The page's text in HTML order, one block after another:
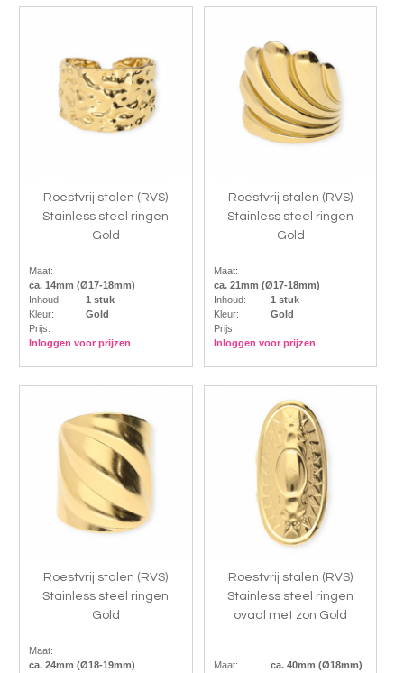
Roestvrij stalen (RVS)
Stainless steel ringen
Gold
Maat:
ca. 14mm (Ø17-18mm)
Inhoud:
1 stuk
Kleur:
Gold
Prijs:
Inloggen voor prijzen
Roestvrij stalen (RVS)
Stainless steel ringen
Gold
Maat:
ca. 21mm (Ø17-18mm)
Inhoud:
1 stuk
Kleur:
Gold
Prijs:
Inloggen voor prijzen
Roestvrij stalen (RVS)
Stainless steel ringen
Gold
Maat:
ca. 24mm (Ø18-19mm)
Roestvrij stalen (RVS)
Stainless steel ringen
ovaal met zon Gold
Maat:
ca. 40mm (Ø18mm)